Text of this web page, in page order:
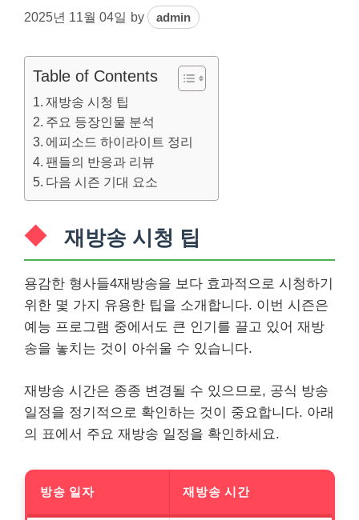
2025년 11월 04일 by admin
Table of Contents
재방송 시청 팁
주요 등장인물 분석
에피소드 하이라이트 정리
팬들의 반응과 리뷰
다음 시즌 기대 요소
재방송 시청 팁
용감한 형사들4재방송을 보다 효과적으로 시청하기
위한 몇 가지 유용한 팁을 소개합니다. 이번 시즌은
예능 프로그램 중에서도 큰 인기를 끌고 있어 재방
송을 놓치는 것이 아쉬울 수 있습니다.
재방송 시간은 종종 변경될 수 있으므로, 공식 방송
일정을 정기적으로 확인하는 것이 중요합니다. 아래
의 표에서 주요 재방송 일정을 확인하세요.
방송 일자 재방송 시간